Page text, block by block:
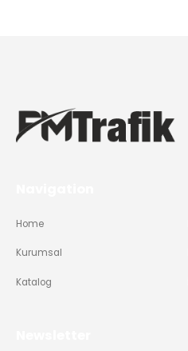
Home
Kurumsal
Katalog